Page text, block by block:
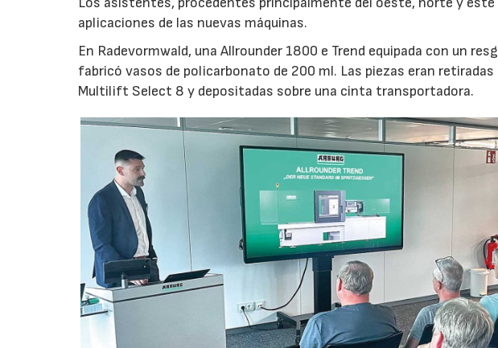
aplicaciones de las nuevas máquinas.
En Radevormwald, una Allrounder 1800 e Trend equipada con un
fabricó vasos de policarbonato de 200 ml. Las piezas eran
Multilift Select 8 y depositadas sobre una cinta transportadora.